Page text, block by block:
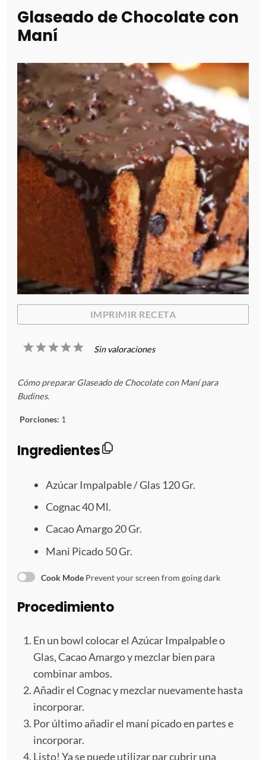
Glaseado de Chocolate con
Maní
IMPRIMIR RECETA
5
r
l
l
a
s
4
r
l
l
a
s
3
t
r
e
l
l
a
s
2
s
t
r
e
l
l
a
s
1
s
t
r
l
l
a
Sin valoraciones
Cómo preparar Glaseado de Chocolate con Maní para
Budines.
Porciones: 1
Ingredientes
Azúcar Impalpable / Glas 120 Gr.
Cognac40Ml.
Cacao Amargo20Gr.
Mani Picado50Gr.
Cook Mode Prevent your screen from going dark
Procedimiento
En un bowl colocar el Azúcar Impalpable o
Glas, Cacao Amargo y mezclar bien para
combinar ambos.
Añadir el Cognac y mezclar nuevamente hasta
incorporar.
Por último añadir el maní picado en partes e
incorporar.
Listo! Ya se puede utilizar par cubrir una